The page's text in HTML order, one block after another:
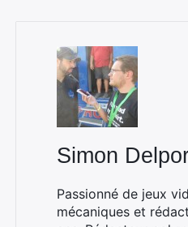
Simon
Passionné de jeux
mécaniques et
Rechercher
: